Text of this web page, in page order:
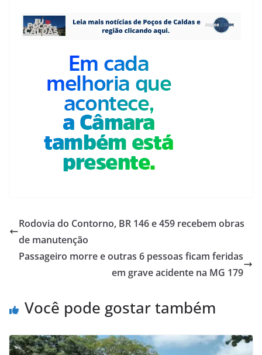
Rodovia do Contorno, BR 146 e 459 recebem obras
de manutenção
Passageiro morre e outras 6 pessoas ficam feridas
em grave acidente na MG 179
Você pode gostar também